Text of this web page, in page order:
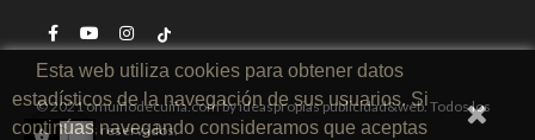
Esta web utiliza cookies para obtener datos
estadísticos de la navegación de sus usuarios. Si
continúas navegando consideramos que aceptas
© 2021 omuiñodecuiña.com byideaspropias publicidad&web. Todos los
derechos reservados.